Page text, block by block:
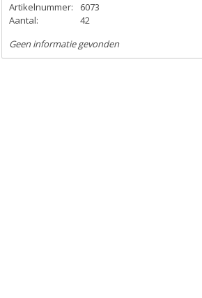
Artikelnummer:
6073
Aantal:
42
Geen informatie gevonden